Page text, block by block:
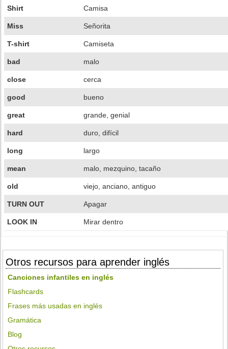
Shirt Camisa
Miss Señorita
T-shirt Camiseta
bad malo
close cerca
good bueno
great grande, genial
hard duro, difícil
long largo
mean malo, mezquino, tacaño
old viejo, anciano, antiguo
TURN OUT Apagar
LOOK IN Mirar dentro
Otros recursos para aprender inglés
Canciones infantiles en inglés
Flashcards
Frases más usadas en inglés
Gramática
Blog